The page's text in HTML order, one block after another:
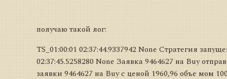
получаю такой лог:
TS_01:00:01 02:37:44.9337942 None Стратегия
02:37:45.5258280 None Заявка 9464627 на Buy
заявки 9464627 на Buy с ценой 1960,96 объе мом